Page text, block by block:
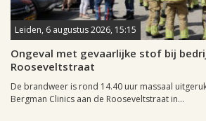
Leiden, 6 augustus 2026, 15:15
Ongeval met gevaarlijke stof bij
Rooseveltstraat
De brandweer is rond 14.40 uur massaal
Bergman Clinics aan de Rooseveltstraat in...